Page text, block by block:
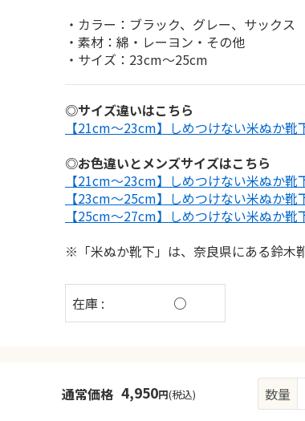
・カラー：ブラック、グレー、サックス
・素材：綿・レーヨン・その他
・サイズ：23cm～25cm
◎サイズ違いはこちら
【21cm～23cm】しめつけない米ぬか靴
◎お色違いとメンズサイズはこちら
【21cm～23cm】しめつけない米ぬか靴
【23cm～25cm】しめつけない米ぬか靴
【25cm～27cm】しめつけない米ぬか靴
※「米ぬか靴下」は、奈良県にある鈴木
在庫 : ○
通常価格 4,950円(税込) 数量